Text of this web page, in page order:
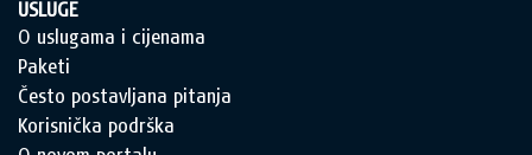
USLUGE
O uslugama i cijenama
Paketi
Često postavljana pitanja
Korisnička podrška